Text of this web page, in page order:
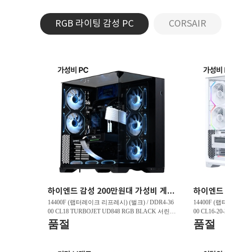
RGB 라이팅 감성 PC CORSAIR
하이엔드 감성 200만원대 가성비 게이밍PC HY263 FHD 리그오브레전드 200 프레임 , 발로란트 240 프레임 , 배틀그라운드 150 프레임
14400F (랩터레이크 리프레시) (벌크) / DDR4-36
00 CL18 TURBOJET UD848 RGB BLACK 서린 (3
2GB(16Gx2)) / B760M DS3H D4 제이씨현 / 지포
스 RTX 5060 DUAL OC D7 8GB 이엠텍 / T500 M.
품절
14400F (랩
00 CL16-
5060
품절